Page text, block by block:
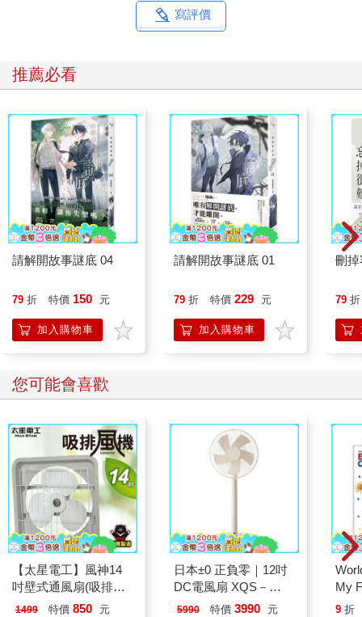
寫評價
推薦必看
請解開故事謎底 04
79 折 特價 150 元
加入購物車
請解開故事謎底 01
79 折 特價 229 元
加入購物車
刪
79 折
您可能會喜歡
【太星電工】風神14
吋壁式通風扇(吸排風
機)
1499 特價 850 元
日本±0 正負零｜12吋
DC電風扇 XQS－
Y620 象牙白
5990 特價 3990 元
My
9 折